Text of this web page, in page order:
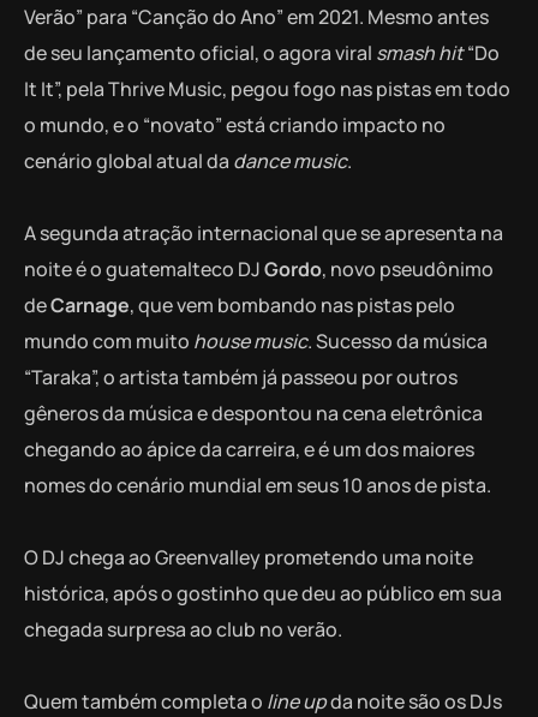
Verão” para “Canção do Ano” em 2021. Mesmo antes
de seu lançamento oficial, o agora viral smash hit“Do
It It”, pela Thrive Music, pegou fogo nas pistas em todo
o mundo, e o “novato” está criando impacto no
cenário global atual da dance music.
A segunda atração internacional que se apresenta na
noite é o guatemalteco DJGordo, novo pseudônimo
deCarnage, que vem bombando nas pistas pelo
mundo com muito house music. Sucesso da música
“Taraka”, o artista também já passeou por outros
gêneros da música e despontou na cena eletrônica
chegando ao ápice da carreira, e é um dos maiores
nomes do cenário mundial em seus 10 anos de pista.
O DJ chega ao Greenvalley prometendo uma noite
histórica, após o gostinho que deu ao público em sua
chegada surpresa ao club no verão.
Quem também completa o line upda noite são os DJs